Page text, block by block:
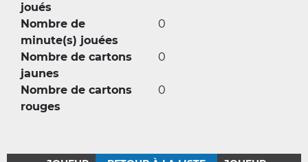
joués
Nombre de
minute(s) jouées
0
Nombre de cartons
jaunes
0
Nombre de cartons
rouges
0